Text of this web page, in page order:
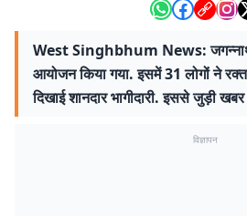
West Singhbhum News:
आयोजन किया गया. इसमें 31 लोगों ने
दिखाई शानदार भागीदारी. इससे जुड़ी
विज्ञापन